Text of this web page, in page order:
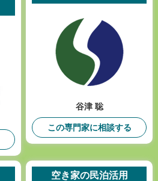
谷津 聡
この専門家に相談する
空き家の民泊活用